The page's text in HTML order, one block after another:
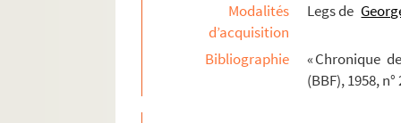
Modalités
d’acquisition
Legs de
Bibliographie
« Chronique
(BBF), 1958,